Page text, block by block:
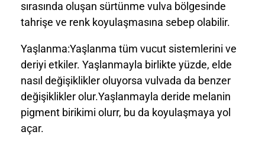
sırasında oluşan sürtünme vulva bölgesinde
tahrişe ve renk koyulaşmasına sebep olabilir.
Yaşlanma:Yaşlanma tüm vucut sistemlerini ve
deriyi etkiler. Yaşlanmayla birlikte yüzde, elde
nasıl değişiklikler oluyorsa vulvada da benzer
değişiklikler olur.Yaşlanmayla deride melanin
pigment birikimi olurr, bu da koyulaşmaya yol
açar.